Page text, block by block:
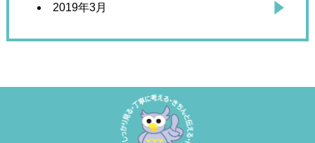
2019年3月